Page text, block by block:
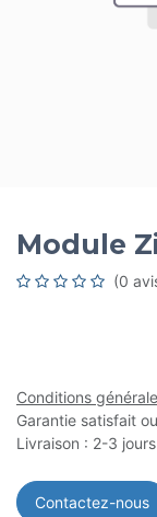
Module
(0
Conditions
Garantie satisfait
Livraison : 2-3
Contactez-nous